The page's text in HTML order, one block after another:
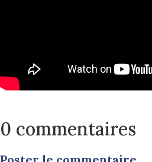
0 commentaires